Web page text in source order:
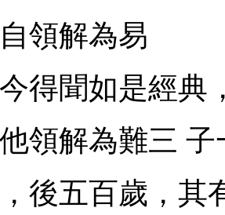
領解為易
得聞如是經典
領解為難三 子
後五百歲，其